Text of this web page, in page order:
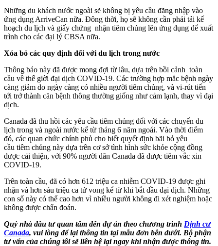
Những du khách nước ngoài sẽ không bị yêu cầu đăng nhập vào
ứng dụng ArriveCan nữa. Đông thời, họ sẽ không cần phải tải kế
hoạch du lịch và giấy chứng nhận tiêm chủng lên ứng dụng để xuất
trình cho các đại lý CBSA nữa.
Xóa bỏ các quy định đối với du lịch trong nước
Thông báo này đã được mong đợi từ lâu, dựa trên bồi cảnh toàn
cầu về thế giời đại dịch COVID-19. Các trường hợp mắc bệnh ngày
càng giảm do ngày càng có nhiều người tiêm chủng, và vi-rút tiến
tới trở thành căn bệnh thông thường giống như cảm lạnh, thay vì đại
dịch.
Canada đã thu hồi các yêu cầu tiêm chủng đối với các chuyến du
lịch trong và ngoài nước kể từ tháng 6 năm ngoái. Vào thời điểm
đó, các quan chức chính phủ cho biết quyết định bãi bỏ yêu
cầu tiêm chủng này dựa trên cơ sở tình hình sức khỏe cộng đồng
được cải thiện, với 90% người dân Canada đã được tiêm vắc xin
COVID-19.
Trên toàn cầu, đã có hơn 612 triệu ca nhiễm COVID-19 được ghi
nhận và hơn sáu triệu ca tử vong kể từ khi bắt đầu đại dịch. Những
con số này có thể cao hơn vì nhiều người không đi xét nghiệm hoặc
không được chẩn đoán.
Quý nhà đầu tư quan tâm đến dự án theo chương trình Định cư
Canada, vui lòng để lại thông tin tại mẫu đơn bên dưới. Bộ phận
tư vấn của chúng tôi sẽ liên hệ lại ngay khi nhận được thông tin.